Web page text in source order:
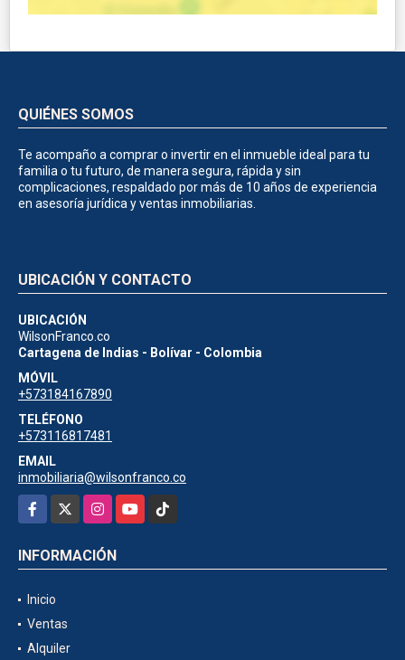
QUIÉNES SOMOS
Te acompaño a comprar o invertir en el inmueble ideal para tu
familia o tu futuro, de manera segura, rápida y sin
complicaciones, respaldado por más de 10 años de experiencia
en asesoría jurídica y ventas inmobiliarias.
UBICACIÓN Y CONTACTO
UBICACIÓN
WilsonFranco.co
Cartagena de Indias - Bolívar - Colombia
MÓVIL
+573184167890
TELÉFONO
+573116817481
EMAIL
inmobiliaria@wilsonfranco.co
Facebook
InstagramYouTubeTikTok
INFORMACIÓN
Inicio
Ventas
Alquiler